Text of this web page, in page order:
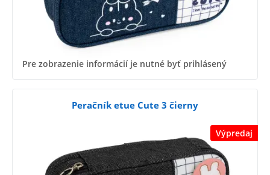
Pre zobrazenie informácií je nutné byť prihlásený
Výpredaj
Peračník etue Cute 3 čierny